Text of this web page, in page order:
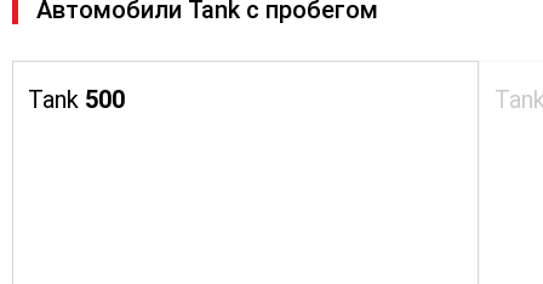
Автомобили Tank с пробегом
Tank 500